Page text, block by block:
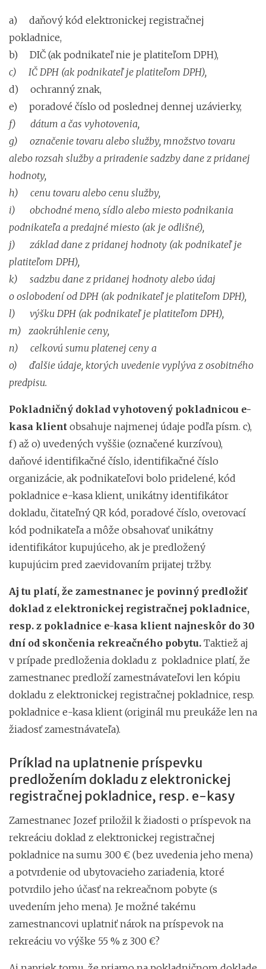
a) daňový kód elektronickej registračnej
pokladnice,
b) DIČ (ak podnikateľ nie je platiteľom DPH),
c) IČ DPH (ak podnikateľ je platiteľom DPH),
d) ochranný znak,
e) poradové číslo od poslednej dennej uzávierky,
f) dátum a čas vyhotovenia,
g) označenie tovaru alebo služby, množstvo tovaru
alebo rozsah služby a priradenie sadzby dane z pridanej
hodnoty,
h) cenu tovaru alebo cenu služby,
i) obchodné meno, sídlo alebo miesto podnikania
podnikateľa a predajné miesto (ak je odlišné),
j) základ dane z pridanej hodnoty (ak podnikateľ je
platiteľom DPH),
k) sadzbu dane z pridanej hodnoty alebo údaj
o oslobodení od DPH (ak podnikateľ je platiteľom DPH),
l) výšku DPH (ak podnikateľ je platiteľom DPH),
m) zaokrúhlenie ceny,
n) celkovú sumu platenej ceny a
o) ďalšie údaje, ktorých uvedenie vyplýva z osobitného
predpisu.
Pokladničný doklad vyhotovený pokladnicou e-
kasa klient obsahuje najmenej údaje podľa písm. c),
f) až o) uvedených vyššie (označené kurzívou),
daňové identifikačné číslo, identifikačné číslo
organizácie, ak podnikateľovi bolo pridelené, kód
pokladnice e-kasa klient, unikátny identifikátor
dokladu, čitateľný QR kód, poradové číslo, overovací
kód podnikateľa a môže obsahovať unikátny
identifikátor kupujúceho, ak je predložený
kupujúcim pred zaevidovaním prijatej tržby.
Aj tu platí, že zamestnanec je povinný predložiť
doklad z elektronickej registračnej pokladnice,
resp. z pokladnice e-kasa klient najneskôr do 30
dní od skončenia rekreačného pobytu. Taktiež aj
v prípade predloženia dokladu z pokladnice platí, že
zamestnanec predloží zamestnávateľovi len kópiu
dokladu z elektronickej registračnej pokladnice, resp.
pokladnice e-kasa klient (originál mu preukáže len na
žiadosť zamestnávateľa).
Príklad na uplatnenie príspevku
predložením dokladu z elektronickej
registračnej pokladnice, resp. e-kasy
Zamestnanec Jozef priložil k žiadosti o príspevok na
rekreáciu doklad z elektronickej registračnej
pokladnice na sumu 300 € (bez uvedenia jeho mena)
a potvrdenie od ubytovacieho zariadenia, ktoré
potvrdilo jeho účasť na rekreačnom pobyte (s
uvedením jeho mena). Je možné takému
zamestnancovi uplatniť nárok na príspevok na
rekreáciu vo výške 55 % z 300 €?